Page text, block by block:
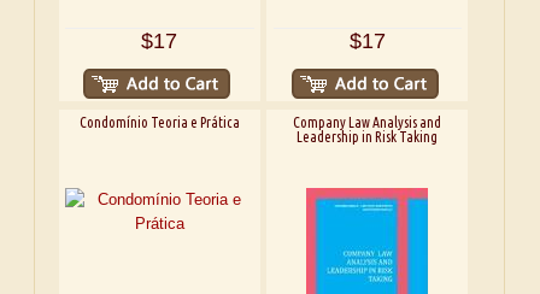
$17 $17
Condomínio Teoria e Prática
Company Law Analysis and
Leadership in Risk Taking